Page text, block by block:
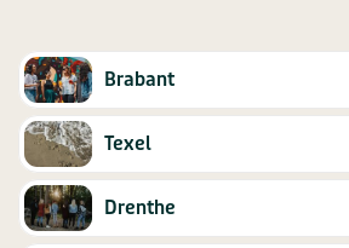
Brabant
Texel
Drenthe